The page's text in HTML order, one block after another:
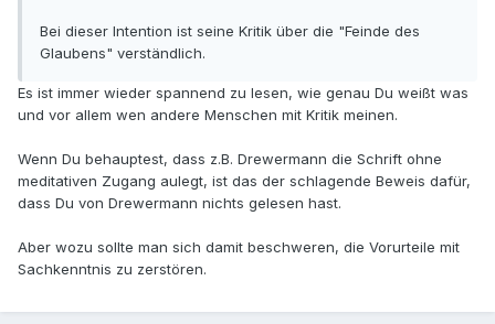
Bei dieser Intention ist seine Kritik über die "Feinde des
Glaubens" verständlich.
Es ist immer wieder spannend zu lesen, wie genau Du weißt was
und vor allem wen andere Menschen mit Kritik meinen.
Wenn Du behauptest, dass z.B. Drewermann die Schrift ohne
meditativen Zugang aulegt, ist das der schlagende Beweis dafür,
dass Du von Drewermann nichts gelesen hast.
Aber wozu sollte man sich damit beschweren, die Vorurteile mit
Sachkenntnis zu zerstören.